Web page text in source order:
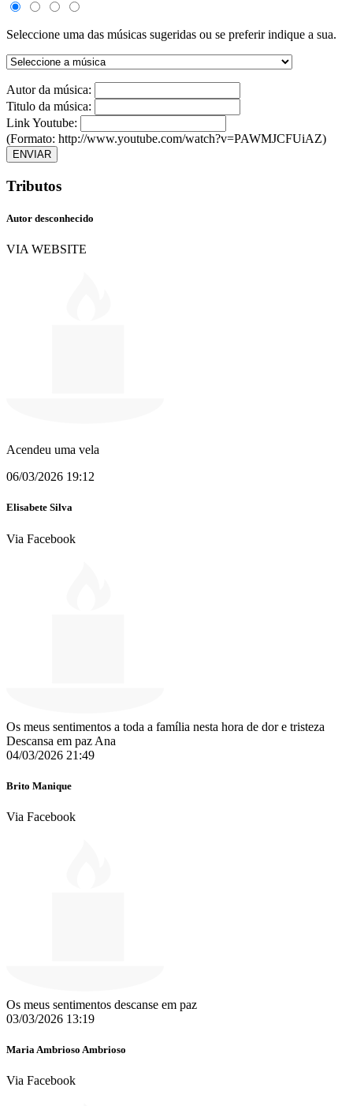
Seleccione uma das músicas sugeridas ou se preferir indique a sua.
Autor da música:
Titulo da música:
Link Youtube:
(Formato: http://www.youtube.com/watch?v=PAWMJCFUiAZ)
ENVIAR
Tributos
Autor desconhecido
VIA WEBSITE
Acendeu uma vela
06/03/2026 19:12
Elisabete Silva
Via Facebook
Os meus sentimentos a toda a família nesta hora de dor e tristeza
Descansa em paz Ana
04/03/2026 21:49
Brito Manique
Via Facebook
Os meus sentimentos descanse em paz
03/03/2026 13:19
Maria Ambrioso Ambrioso
Via Facebook